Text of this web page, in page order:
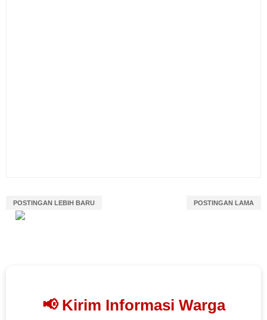
POSTINGAN LEBIH BARU POSTINGAN LAMA
📢 Kirim Informasi Warga